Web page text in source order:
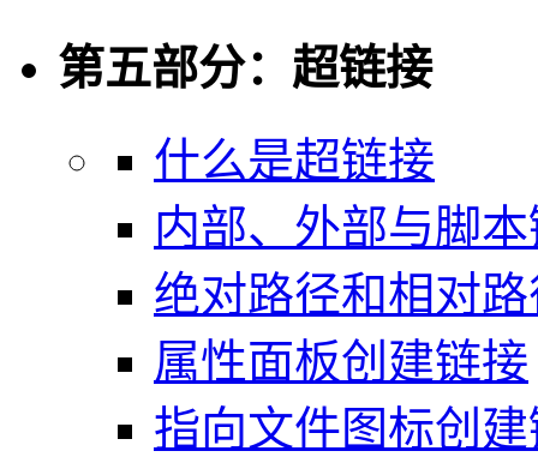
第五部分：超链接
什么是超链接
内部、外部与脚
绝对路径和相对
属性面板创建链接
指向文件图标创